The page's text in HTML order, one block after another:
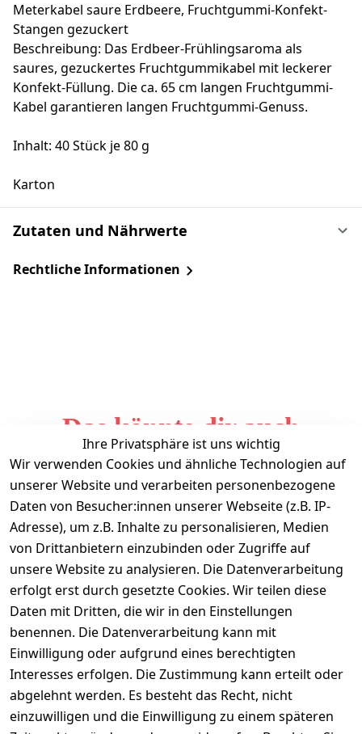
Meterkabel saure Erdbeere, Fruchtgummi-Konfekt-
Stangen gezuckert
Beschreibung: Das Erdbeer-Frühlingsaroma als
saures, gezuckertes Fruchtgummikabel mit leckerer
Konfekt-Füllung. Die ca. 65 cm langen Fruchtgummi-
Kabel garantieren langen Fruchtgummi-Genuss.
Inhalt: 40 Stück je 80 g
Karton
Zutaten und Nährwerte
Rechtliche Informationen
Das könnte dir auch
gefallen
Ihre Privatsphäre ist uns wichtig
Wir verwenden Cookies und ähnliche Technologien auf
unserer Website und verarbeiten personenbezogene
Daten von Besucher:innen unserer Webseite (z.B. IP-
Adresse), um z.B. Inhalte zu personalisieren, Medien
von Drittanbietern einzubinden oder Zugriffe auf
unsere Website zu analysieren. Die Datenverarbeitung
erfolgt erst durch gesetzte Cookies. Wir teilen diese
Daten mit Dritten, die wir in den Einstellungen
benennen. Die Datenverarbeitung kann mit
Einwilligung oder aufgrund eines berechtigten
Interesses erfolgen. Die Zustimmung kann erteilt oder
abgelehnt werden. Es besteht das Recht, nicht
einzuwilligen und die Einwilligung zu einem späteren
Informationen
Mein Konto
Vertrag widerrufen